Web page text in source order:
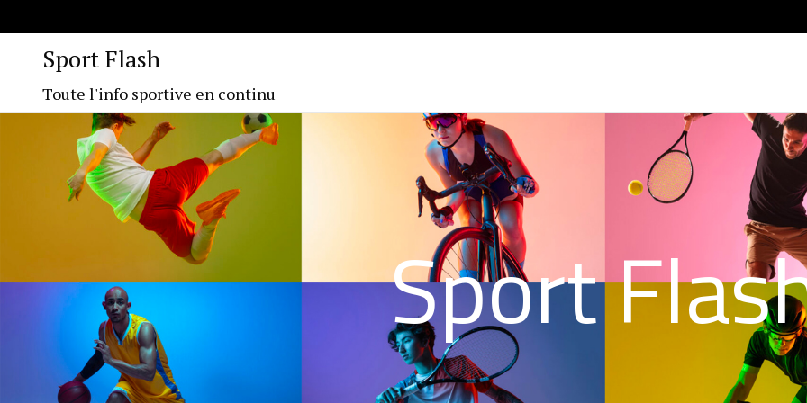
Sport Flash
Toute l'info sportive en continu
Sport